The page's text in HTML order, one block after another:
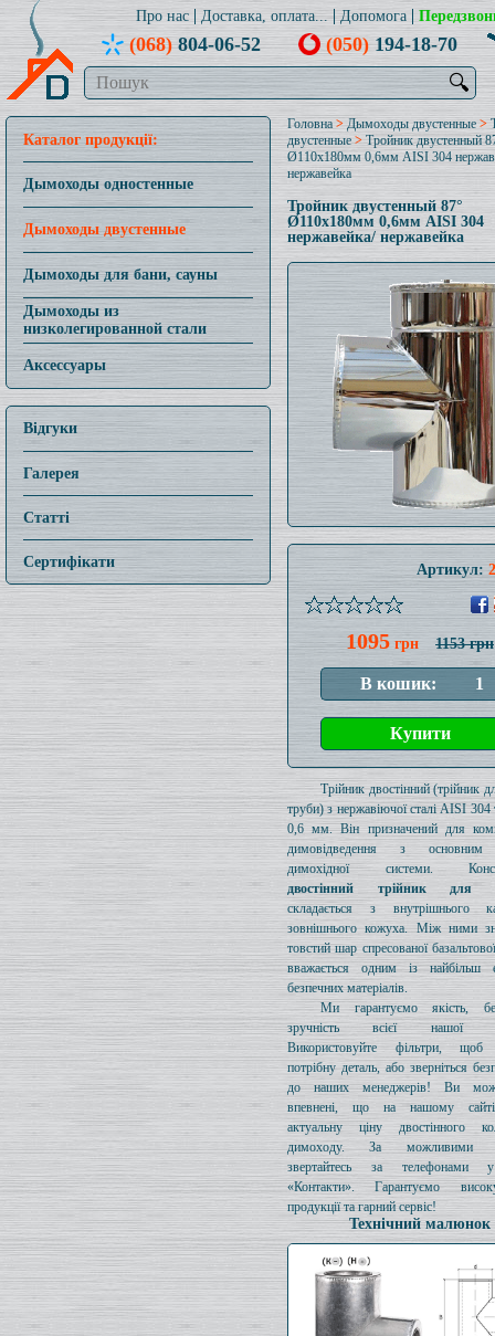
Про нас Доставка, оплата... Допомога
(068)804-06-52 (050)194-18-70
🔍
Каталог продукції:
Дымоходы одностенные
Дымоходы двустенные
Дымоходы для бани, сауны
Дымоходы из
низколегированной стали
Аксессуары
Відгуки
Галерея
Статті
Сертифікати
Головна > Дымоходы двустенные >
двустенные>Тройник двустенный
Ø110x180мм 0,6мм AISI 304
нержавейка
Тройник двустенный 87°
Ø110x180мм 0,6мм AISI 304
нержавейка/ нержавейка
Артикул:
1095 грн 1153 грн
Трійник двостінний (трійник
труби) з нержавіючої сталі AISI
0,6 мм. Він призначений для
димовідведення з основним
димохідної системи.
двостінний трійник для
складається з внутрішнього
зовнішнього кожуха. Між ними
товстий шар спресованої
вважається одним із найбільш
безпечних матеріалів.
Ми гарантуємо якість,
зручність всієї нашої
Використовуйте фільтри, щоб
потрібну деталь, або зверніться
до наших менеджерів! Ви
впевнені, що на нашому
актуальну ціну двостінного
димоходу. За можливими
звертайтесь за телефонами
«Контакти». Гарантуємо
продукції та гарний сервіс!
Технічний малюнок